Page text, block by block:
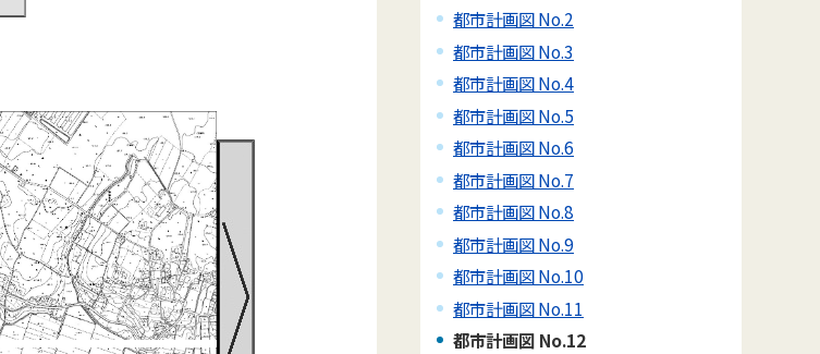
都市計画図 No.2
都市計画図 No.3
都市計画図 No.4
都市計画図 No.5
都市計画図 No.6
都市計画図 No.7
都市計画図 No.8
都市計画図 No.9
都市計画図 No.10
都市計画図 No.11
都市計画図 No.12